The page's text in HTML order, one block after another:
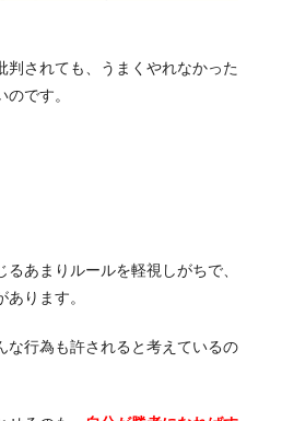
判されても、うまくやれなかった
です。
あまりルールを軽視しがちで、
ります。
な行為も許されると考えているの